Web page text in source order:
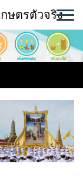
ษตรตัวจริง